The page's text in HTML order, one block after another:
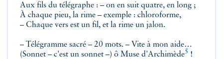
Aux fils du télégraphe : – on en suit quatre, en long ;
À chaque pieu, la rime – exemple : chloroforme,
– Chaque vers est un fil, et la rime un jalon.
– Télégramme sacré – 20 mots. – Vite à mon aide…
(Sonnet – c'est un sonnet –) ô Muse d'Archimède5 !